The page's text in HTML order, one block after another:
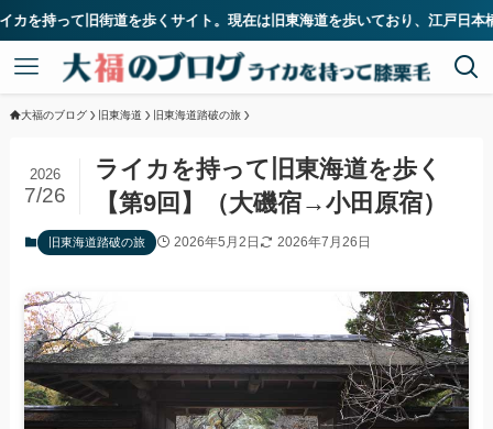
サイト。現在は旧東海道を歩いており、江戸日本橋から33番目の宿場
大福のブログ 旧東海道 旧東海道踏破の旅
ライカを持って旧東海道を歩く
【第9回】（大磯宿→小田原宿）
2026
7/26
旧東海道踏破の旅 2026年5月2日 2026年7月26日